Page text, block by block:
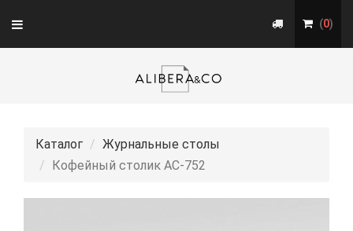
Toggle
navigation
(0)
Каталог
Журнальные столы
Кофейный столик АС-752